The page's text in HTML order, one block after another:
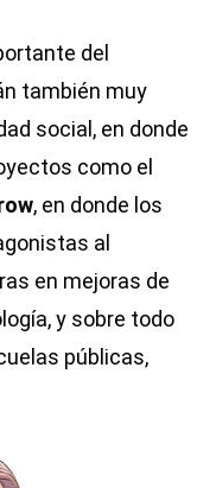
del
también muy
social, en donde
como el
, en donde los
al
en mejoras de
y sobre todo
públicas,